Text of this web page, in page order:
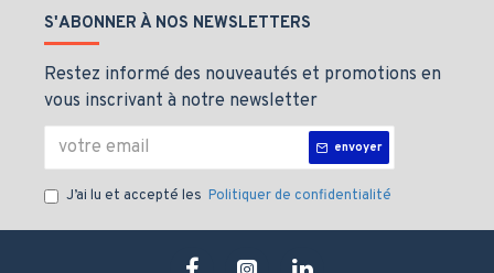
S'ABONNER À NOS NEWSLETTERS
Restez informé des nouveautés et promotions en
vous inscrivant à notre newsletter
envoyer
J’ai lu et accepté les Politiquer de confidentialité